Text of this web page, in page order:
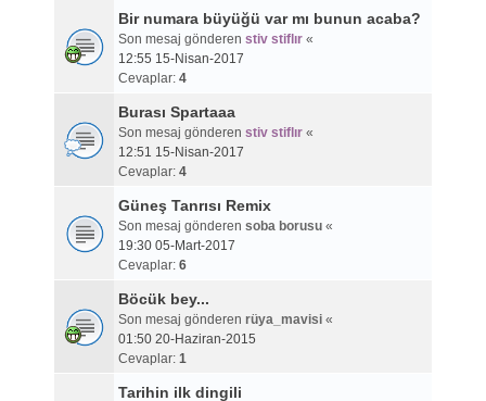
Bir numara büyüğü var mı bunun acaba?
Son mesaj gönderen stiv stiflır«
12:55 15-Nisan-2017
Cevaplar: 4
Burası Spartaaa
Son mesaj gönderen stiv stiflır«
12:51 15-Nisan-2017
Cevaplar: 4
Güneş Tanrısı Remix
Son mesaj gönderen soba borusu«
19:30 05-Mart-2017
Cevaplar: 6
Böcük bey...
Son mesaj gönderen rüya_mavisi«
01:50 20-Haziran-2015
Cevaplar: 1
Tarihin ilk dingili